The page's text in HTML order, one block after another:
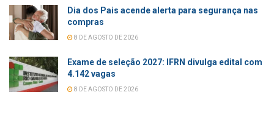
Dia dos Pais acende alerta para segurança nas
compras
8 DE AGOSTO DE 2026
Exame de seleção 2027: IFRN divulga edital com
4.142 vagas
8 DE AGOSTO DE 2026